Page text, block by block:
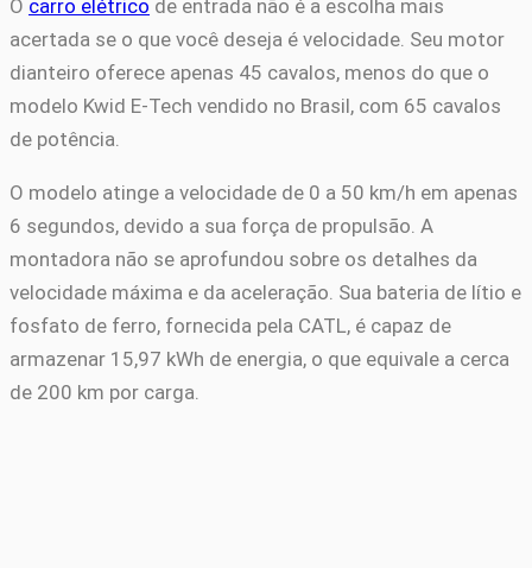
O carro elétrico de entrada não é a escolha mais
acertada se o que você deseja é velocidade. Seu motor
dianteiro oferece apenas 45 cavalos, menos do que o
modelo Kwid E-Tech vendido no Brasil, com 65 cavalos
de potência.
O modelo atinge a velocidade de 0 a 50 km/h em apenas
6 segundos, devido a sua força de propulsão. A
montadora não se aprofundou sobre os detalhes da
velocidade máxima e da aceleração. Sua bateria de lítio e
fosfato de ferro, fornecida pela CATL, é capaz de
armazenar 15,97 kWh de energia, o que equivale a cerca
de 200 km por carga.